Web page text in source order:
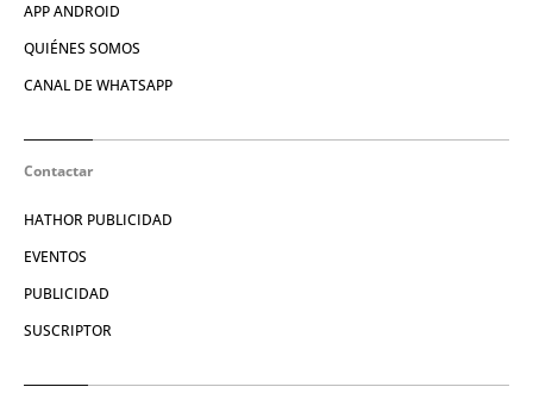
APP ANDROID
QUIÉNES SOMOS
CANAL DE WHATSAPP
Contactar
HATHOR PUBLICIDAD
EVENTOS
PUBLICIDAD
SUSCRIPTOR